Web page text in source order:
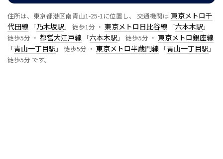
住所は、東京都港区南青山1-25-1に位置し、 交通機関は 東京メトロ千
代田線 「乃木坂駅 」 徒歩1分 ・ 東京メトロ日比谷線 「六本木駅 」
徒歩5分 ・ 都営大江戸線 「六本木駅 」 徒歩5分 ・ 東京メトロ銀座線
「青山一丁目駅 」 徒歩5分 ・ 東京メトロ半蔵門線 「青山一丁目駅 」
徒歩5分 です。